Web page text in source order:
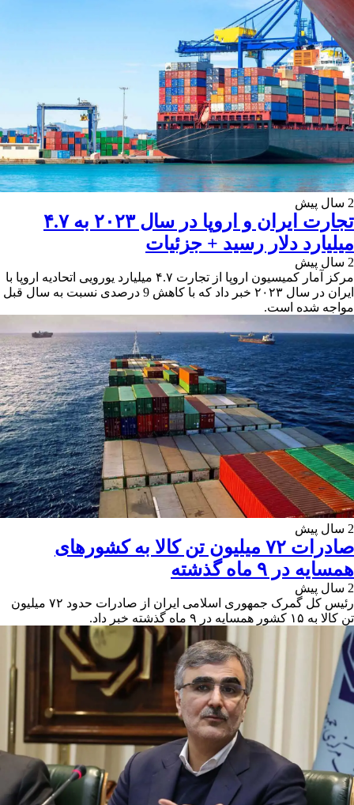
2 سال پیش
تجارت ایران و اروپا در سال ۲۰۲۳ به ۴.۷
میلیارد دلار رسید + جزئیات
2 سال پیش
مرکز آمار کمیسیون اروپا از تجارت ۴.۷ میلیارد یورویی اتحادیه اروپا با
ایران در سال ۲۰۲۳ خبر داد که با کاهش 9 درصدی نسبت به سال قبل
مواجه شده است.
2 سال پیش
صادرات ۷۲ میلیون تن کالا به کشورهای
همسایه در ۹ ماه گذشته
2 سال پیش
رئیس کل‌ گمرک جمهوری اسلامی ایران از صادرات حدود ۷۲ میلیون
تن کالا به ۱۵ کشور همسایه در ۹ ماه گذشته خبر داد.